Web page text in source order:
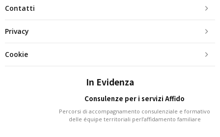
Contatti
Privacy
Cookie
In Evidenza
Consulenze per i servizi Affido
Percorsi di accompagnamento consulenziale e formativo
delle équipe territoriali perl’affidamento familiare